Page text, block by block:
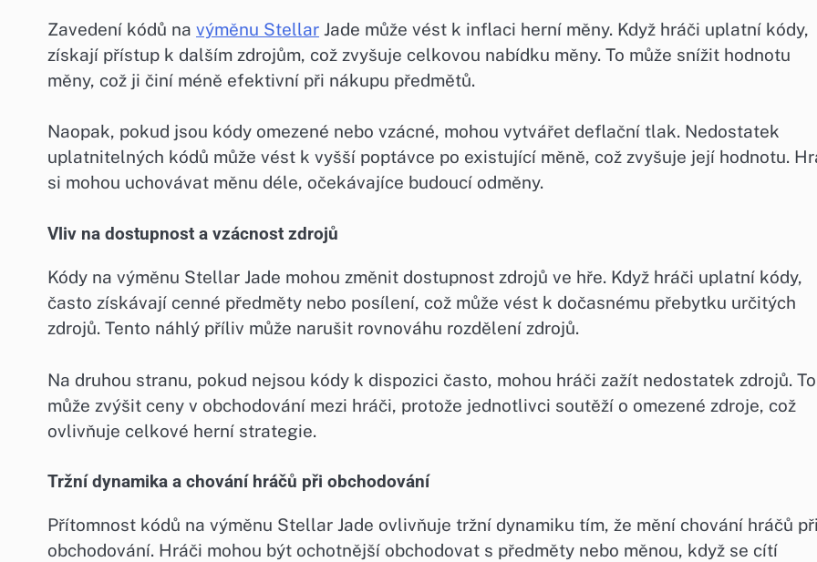
Zavedení kódů na výměnu Stellar Jade může vést k inflaci herní měny. Když hráči uplatní kódy,
získají přístup k dalším zdrojům, což zvyšuje celkovou nabídku měny. To může snížit hodnotu
měny, což ji činí méně efektivní při nákupu předmětů.
Naopak, pokud jsou kódy omezené nebo vzácné, mohou vytvářet deflační tlak. Nedostatek
uplatnitelných kódů může vést k vyšší poptávce po existující měně, což zvyšuje její hodnotu.
si mohou uchovávat měnu déle, očekávajíce budoucí odměny.
Vliv na dostupnost a vzácnost zdrojů
Kódy na výměnu Stellar Jade mohou změnit dostupnost zdrojů ve hře. Když hráči uplatní kódy,
často získávají cenné předměty nebo posílení, což může vést k dočasnému přebytku určitých
zdrojů. Tento náhlý příliv může narušit rovnováhu rozdělení zdrojů.
Na druhou stranu, pokud nejsou kódy k dispozici často, mohou hráči zažít nedostatek zdrojů. To
může zvýšit ceny v obchodování mezi hráči, protože jednotlivci soutěží o omezené zdroje, což
ovlivňuje celkové herní strategie.
Tržní dynamika a chování hráčů při obchodování
Přítomnost kódů na výměnu Stellar Jade ovlivňuje tržní dynamiku tím, že mění chování hráčů při
obchodování. Hráči mohou být ochotnější obchodovat s předměty nebo měnou, když se cítí